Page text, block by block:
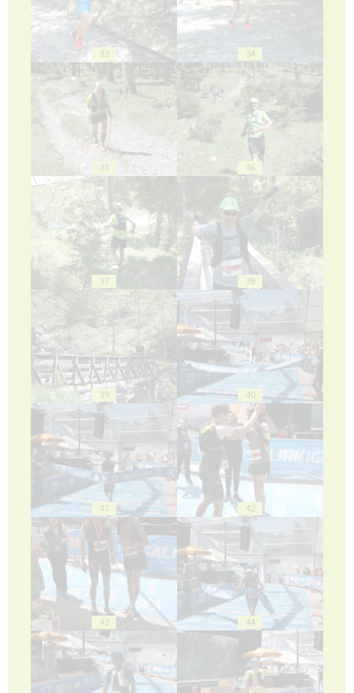
33 34
35 36
37 38
39 40
41 42
43 44